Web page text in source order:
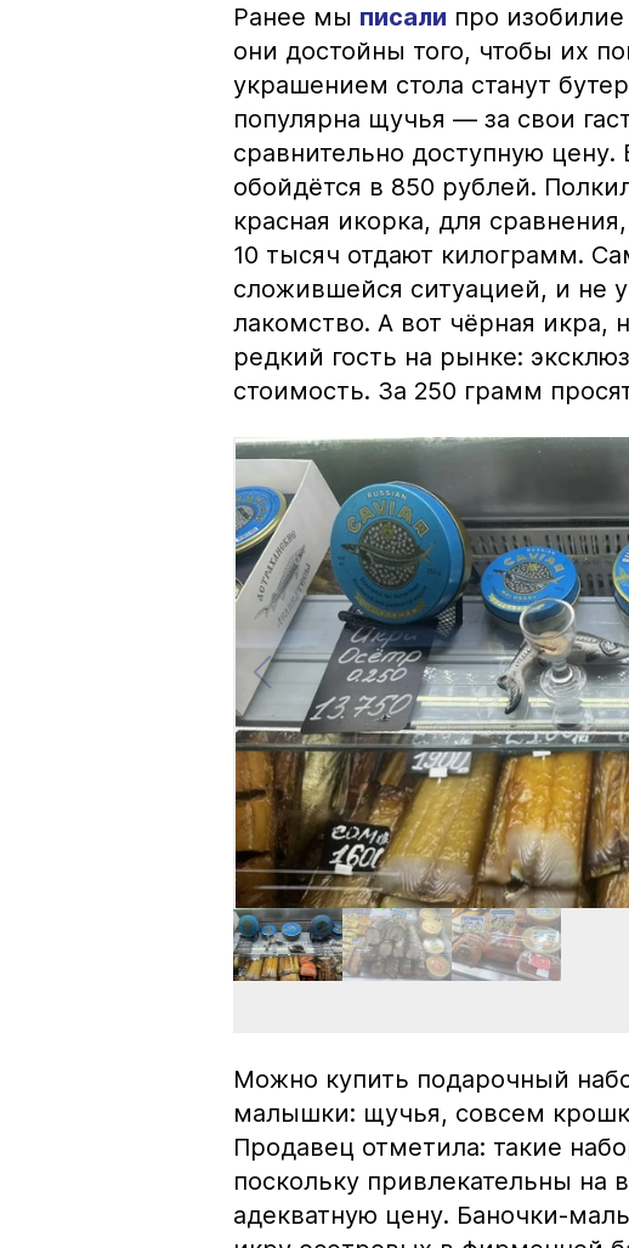
Ранее мы писали про
они достойны того, чтобы их
украшением стола станут
популярна щучья — за свои
сравнительно доступную
обойдётся в 850 рублей.
красная икорка, для
10 тысяч отдают килограмм.
сложившейся ситуацией, и не
лакомство. А вот чёрная икра,
редкий гость на рынке:
стоимость. За 250 грамм
Можно купить подарочный
малышки: щучья, совсем
Продавец отметила: такие
поскольку привлекательны на
адекватную цену. Баночки-